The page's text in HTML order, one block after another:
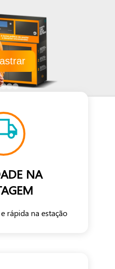
NA
rápida na estação